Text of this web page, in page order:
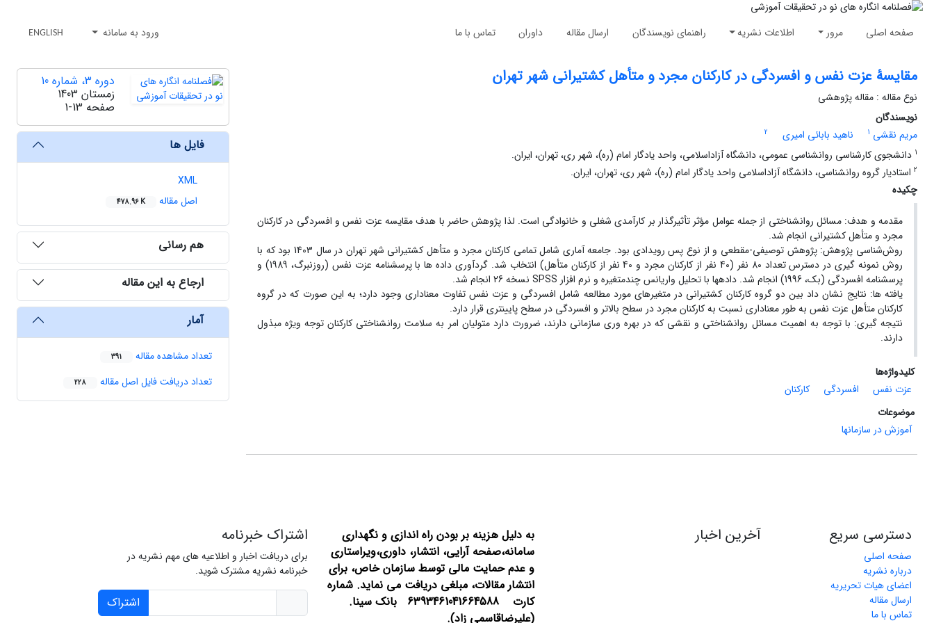
صفحه اصلی مرور اطلاعات نشریه راهنمای نویسندگان ارسال مقاله داوران تماس با ما ورود به سامانه ENGLISH
مقایسۀ عزت نفس و افسردگی در کارکنان مجرد و متأهل کشتیرانی شهر تهران
نوع مقاله : مقاله پژوهشی
نویسندگان
مریم نقشی 1 ناهید بابائی امیری
2
1 دانشجوی کارشناسی روانشناسی عمومی، دانشگاه آزاداسلامی، واحد یادگار امام (ره)، شهر ری، تهران، ایران.
2 استادیار گروه روانشناسی، دانشگاه آزاداسلامی واحد یادگار امام (ره)، شهر ری، تهران، ایران.
چکیده
مقدمه ‌و هدف: مسائل روانشناختی از جمله عوامل مؤثر تأثیرگذار بر کارآمدی شغلی و خانوادگی است. لذا پژوهش حاضر با هدف مقایسه عزت نفس و افسردگی در کارکنان
مجرد و متأهل کشتیرانی انجام شد.
روش‌شناسی پژوهش: پژوهش توصیفی-مقطعی و از نوع پس رویدادی بود. جامعه آماری شامل تمامی کارکنان مجرد و متأهل کشتیرانی شهر تهران در سال 1403 بود که با
روش نمونه‏ گیری در دسترس تعداد 80 نفر (40 نفر از کارکنان مجرد و 40 نفر از کارکنان متأهل) انتخاب شد. گردآوری داده ‏ها با پرسشنامه عزت نفس (روزنبرگ، 1989) و
پرسشنامه افسردگی (بک، 1996) انجام شد. داده‏ها با تحلیل واریانس چندمتغیره و نرم افزار SPSS نسخه 26 انجام شد.
یافته‏ ها: نتایج نشان داد بین دو گروه کارکنان کشتیرانی در متغیرهای مورد مطالعه شامل افسردگی و عزت نفس تفاوت معناداری وجود دارد؛ به این صورت که در گروه
کارکنان متأهل عزت نفس به ‏طور معناداری نسبت به کارکنان مجرد در سطح بالاتر و افسردگی در سطح پایین‏تری قرار دارد.
نتیجه ‏گیری: با توجه به اهمیت مسائل روانشناختی و نقشی که در بهره‏ وری سازمانی دارند، ضرورت دارد متولیان امر به سلامت روان‏شناختی کارکنان توجه ویژه مبذول
دارند.
کلیدواژه‌ها
عزت نفس
افسردگی
کارکنان
موضوعات
آموزش در سازمانها
دوره 3، شماره 10
زمستان 1403
صفحه 1-13
فایل ها
XML
اصل مقاله
478.96 K
هم رسانی
ارجاع به این مقاله
آمار
تعداد مشاهده مقاله 391
تعداد دریافت فایل اصل مقاله 228
دسترسی سریع
صفحه اصلی
درباره نشریه
اعضای هیات تحریریه
ارسال مقاله
تماس با ما
آخرین اخبار
به دلیل هزینه بر بودن راه اندازی و نگهداری
سامانه،صفحه آرایی، انتشار، داوری،ویراستاری
و عدم حمایت مالی توسط سازمان خاص، برای
انتشار مقالات، مبلغی دریافت می نماید. شماره
کارت 6393461041664588 بانک سینا.
(علیرضاقاسمی زاد).
اشتراک خبرنامه
برای دریافت اخبار و اطلاعیه های مهم نشریه در
خبرنامه نشریه مشترک شوید.
اشتراک